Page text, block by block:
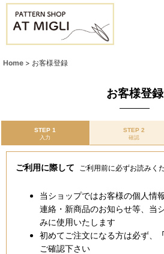
Home > お客様登録
お客様登録
STEP 1
入力
STEP 2
確認
ご利用に際して ご利用前に必ずお読みく
当ショップではお客様の個人情
連絡・新商品のお知らせ等、当
みに使用いたします
初めてご注文になる方は必ず、
ご確認下さい